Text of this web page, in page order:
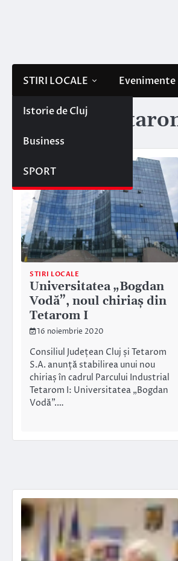
STIRI LOCALE
Istorie de Cluj
Business
SPORT
Evenimente
Etichetă:
STIRI LOCALE
Universitatea „Bogdan
Vodă”, noul chiriaș din
Tetarom I
16 noiembrie 2020
Consiliul Județean Cluj și Tetarom
S.A. anunță stabilirea unui nou
chiriaș în cadrul Parcului Industrial
Tetarom I: Universitatea „Bogdan
Vodă”.…